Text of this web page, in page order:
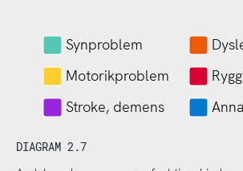
Synproblem
Motorikproblem
Stroke, demens
DIAGRAM 2.7